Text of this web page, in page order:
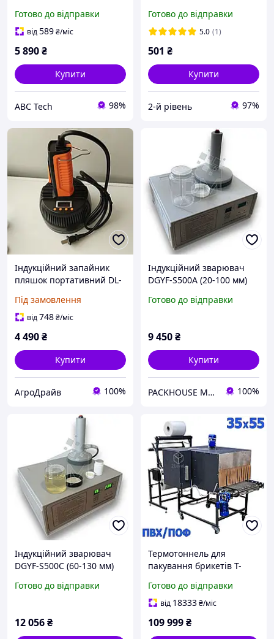
електромагнітний паєк
DGYF-400A Запайник
Готово до відправки
від589₴/міс
5 890₴
Купити
ABC Tech 98%
керування запайником
Автоматика пайщика
Готово до відправки
5.0 (1)
501 ₴
Купити
2-й рівень 97%
Індукційний запайник
пляшок портативний DL-
Під замовлення
від748₴/міс
4 490₴
Купити
АгроДрайв 100%
Індукційний зварювач
DGYF-S500A (20-100 мм)
Готово до відправки
9 450₴
Купити
PACKHOUSE MACHINERY 100%
Індукційний зварювач
DGYF-S500C (60-130 мм)
Готово до відправки
12 056₴
Термотоннель для
пакування брикетів T-
тунель прохідного типу
50х30 см Термотоннель
Готово до відправки
від 18333₴/міс
109 999₴